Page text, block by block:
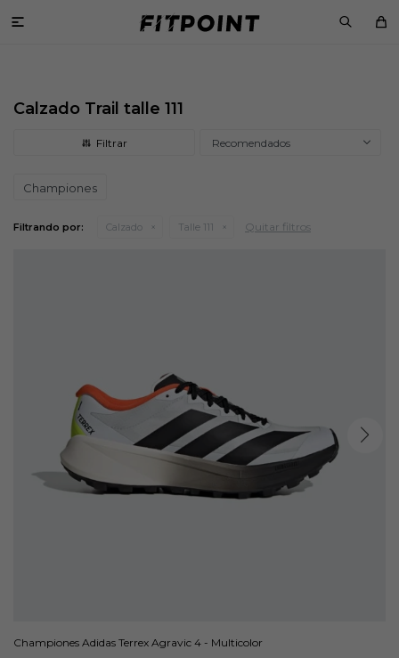

Calzado Trail talle 111
Recomendados
Championes
Filtrando por: Calzado Talle 111 Quitar filtros
Championes Adidas Terrex Agravic 4 - Multicolor